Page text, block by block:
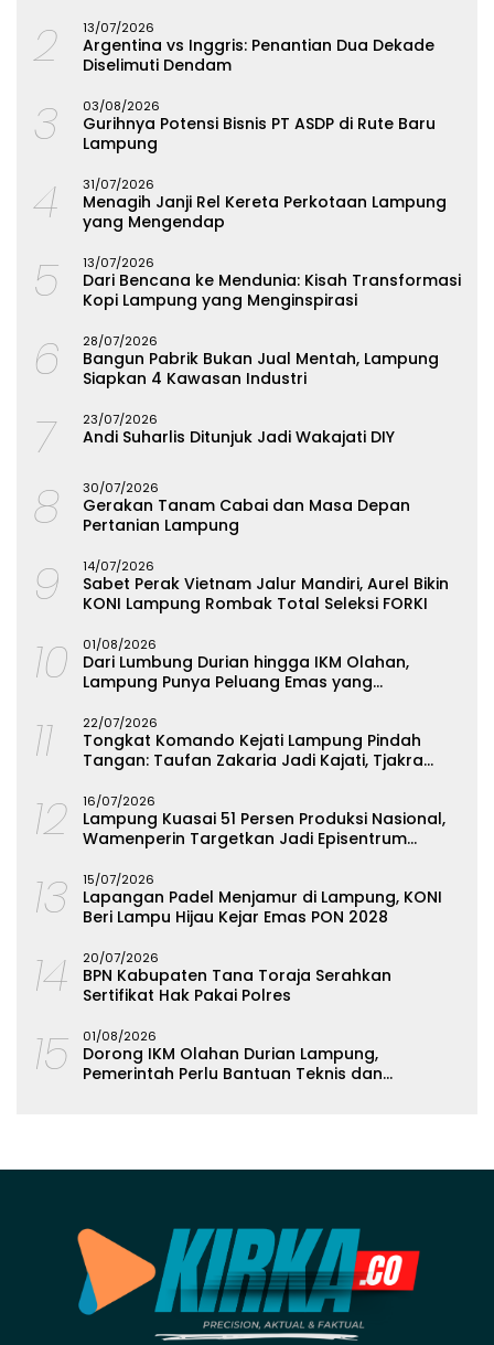
2 13/07/2026
Argentina vs Inggris: Penantian Dua Dekade
Diselimuti Dendam
3 03/08/2026
Gurihnya Potensi Bisnis PT ASDP di Rute Baru
Lampung
4 31/07/2026
Menagih Janji Rel Kereta Perkotaan Lampung
yang Mengendap
5 13/07/2026
Dari Bencana ke Mendunia: Kisah Transformasi
Kopi Lampung yang Menginspirasi
6 28/07/2026
Bangun Pabrik Bukan Jual Mentah, Lampung
Siapkan 4 Kawasan Industri
7 23/07/2026
Andi Suharlis Ditunjuk Jadi Wakajati DIY
8 30/07/2026
Gerakan Tanam Cabai dan Masa Depan
Pertanian Lampung
9 14/07/2026
Sabet Perak Vietnam Jalur Mandiri, Aurel Bikin
KONI Lampung Rombak Total Seleksi FORKI
10 01/08/2026
Dari Lumbung Durian hingga IKM Olahan,
Lampung Punya Peluang Emas yang
11 22/07/2026
Tongkat Komando Kejati Lampung Pindah
Tangan: Taufan Zakaria Jadi Kajati, Tjakra
12 16/07/2026
Lampung Kuasai 51 Persen Produksi Nasional,
Wamenperin Targetkan Jadi Episentrum
13 15/07/2026
Lapangan Padel Menjamur di Lampung, KONI
Beri Lampu Hijau Kejar Emas PON 2028
14 20/07/2026
BPN Kabupaten Tana Toraja Serahkan
Sertifikat Hak Pakai Polres
15 01/08/2026
Dorong IKM Olahan Durian Lampung,
Pemerintah Perlu Bantuan Teknis dan